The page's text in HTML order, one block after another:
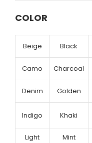
COLOR
Beige Black
Camo Charcoal
Denim Golden
Indigo Khaki
Light
Mint